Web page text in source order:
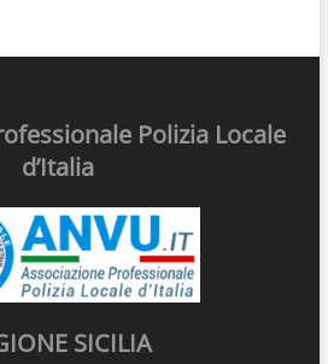
Polizia Locale
d’Italia
SICILIA